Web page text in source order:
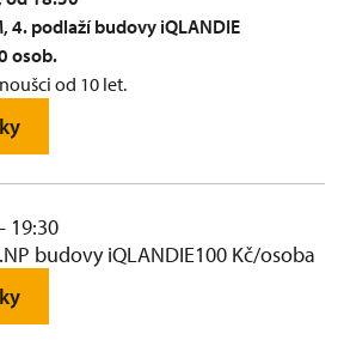
, 4. podlaží budovy iQLANDIE
osob.
od 10 let.
19:30
budovy iQLANDIE100 Kč/osoba